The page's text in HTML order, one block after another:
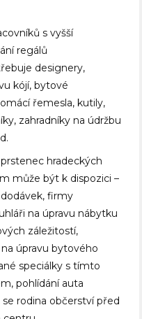
s vyšší
regálů
designery,
kójí, bytové
řemesla, kutily,
zahradníky na údržbu
hradeckých
může být k dispozici –
firmy
na úpravu nábytku
záležitostí,
úpravu bytového
speciálky s tímto
pohlídání auta
rodina občerství před